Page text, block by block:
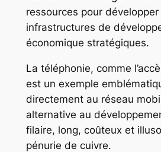
ressources pour développer
infrastructures de
économique stratégiques.
La téléphonie, comme
est un exemple
directement au réseau
alternative au
filaire, long, coûteux et
pénurie de cuivre.